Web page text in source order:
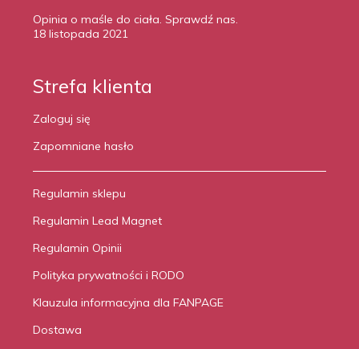
Opinia o maśle do ciała. Sprawdź nas.
18 listopada 2021
Strefa klienta
Zaloguj się
Zapomniane hasło
Regulamin sklepu
Regulamin Lead Magnet
Regulamin Opinii
Polityka prywatności i RODO
Klauzula informacyjna dla FANPAGE
Dostawa